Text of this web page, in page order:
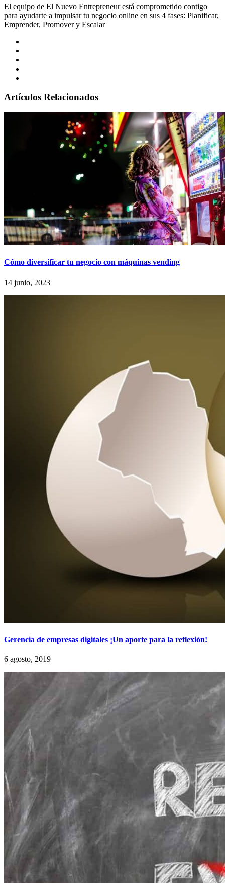
El equipo de El Nuevo Entrepreneur está comprometido contigo
para ayudarte a impulsar tu negocio online en sus 4 fases: Planificar,
Emprender, Promover y Escalar
Artículos Relacionados
Cómo diversificar tu negocio con máquinas vending
14 junio, 2023
Gerencia de empresas digitales ¡Un aporte para la reflexión!
6 agosto, 2019